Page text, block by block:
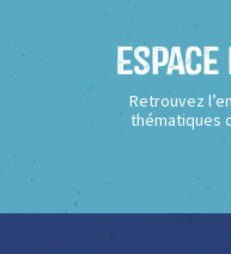
Retrouvez
thématiques